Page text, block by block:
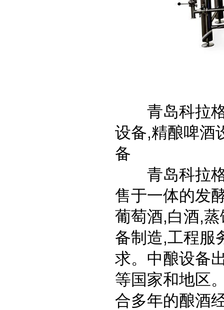
青岛科拉格
设备,精酿啤酒
备
青岛科拉格
售于一体的发
葡萄酒,白酒,
备制造,工程服
求。中酿设备
等国家和地区
合多年的酿酒